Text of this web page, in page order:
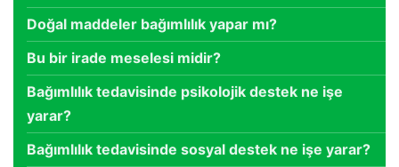
Doğal maddeler bağımlılık yapar mı?
Bu bir irade meselesi midir?
Bağımlılık tedavisinde psikolojik destek ne işe
yarar?
Bağımlılık tedavisinde sosyal destek ne işe yarar?